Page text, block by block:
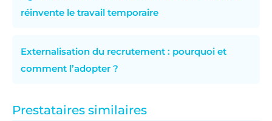
réinvente le travail temporaire
Externalisation du recrutement : pourquoi et
comment l’adopter ?
Prestataires similaires